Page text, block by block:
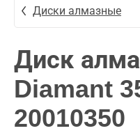
Диски алмазные
Диск
Diamant
20010350